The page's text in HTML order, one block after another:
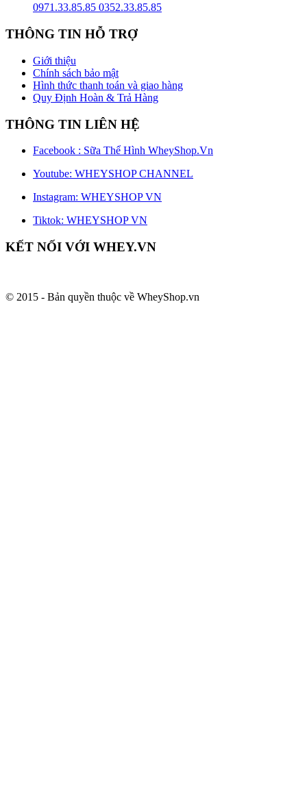
0971.33.85.85 0352.33.85.85
THÔNG TIN HỖ TRỢ
Giới thiệu
Chính sách bảo mật
Hình thức thanh toán và giao hàng
Quy Định Hoàn & Trả Hàng
THÔNG TIN LIÊN HỆ
Facebook : Sữa Thể Hình WheyShop.Vn
Youtube: WHEYSHOP CHANNEL
Instagram: WHEYSHOP VN
Tiktok: WHEYSHOP VN
KẾT NỐI VỚI WHEY.VN
© 2015 - Bản quyền thuộc về WheyShop.vn